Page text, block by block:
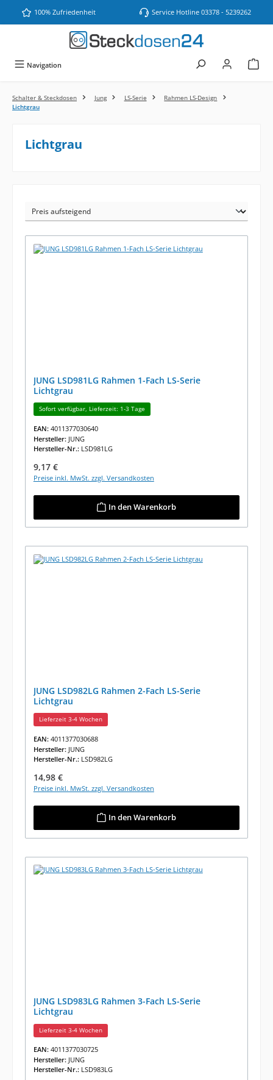
Zum Hauptinhalt springen
100% Zufriedenheit Service Hotline 03378 - 5239262
Navigation
Schalter & Steckdosen Jung LS-Serie
Rahmen LS-Design
Lichtgrau
Lichtgrau
JUNG LSD981LG Rahmen 1-Fach LS-Serie
Lichtgrau
Sofort verfügbar, Lieferzeit: 1-3 Tage
EAN: 4011377030640
Hersteller: JUNG
Hersteller-Nr.: LSD981LG
Regulärer Preis:
9,17 €
Preise inkl. MwSt. zzgl. Versandkosten
In den Warenkorb
JUNG LSD982LG Rahmen 2-Fach LS-Serie
Lichtgrau
Lieferzeit 3-4 Wochen
EAN: 4011377030688
Hersteller: JUNG
Hersteller-Nr.: LSD982LG
Regulärer Preis:
14,98 €
Preise inkl. MwSt. zzgl. Versandkosten
In den Warenkorb
JUNG LSD983LG Rahmen 3-Fach LS-Serie
Lichtgrau
Lieferzeit 3-4 Wochen
EAN: 4011377030725
Hersteller: JUNG
Hersteller-Nr.: LSD983LG